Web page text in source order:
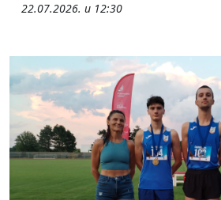
22.07.2026. u 12:30